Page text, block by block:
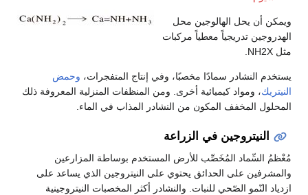
ويمكن أن يحل الهالوجين محل
الهدروجين تدريجياً معطياً مركبات
مثل NH2X.
يستخدم النشادر سمادًا مخصبًا، وفي إنتاج المتفجرات، وحمض
النيتريك، ومواد كيميائية أخرى. ومن المنظفات المنزلية المعروفة ذلك
المحلول المخفف المكون من النشادر المذاب في الماء.
النيتروجين في الزراعة
مُعْظمُ السِّماد المُخَصِّب للأرض المستخدم بوساطة المزارعين
والمشرفين على الحدائق يحتوي على النيتروجين الذي يساعد على
ازدياد النّمو الصّحي للنبات. والنشادر أكثر المخصبات النيتروجينية